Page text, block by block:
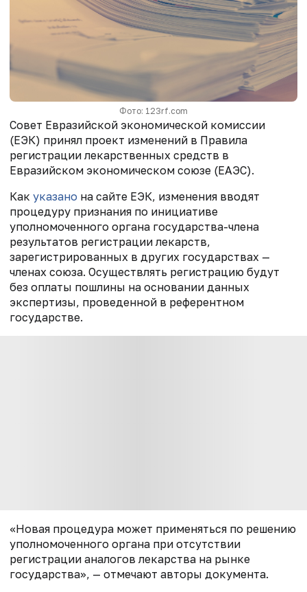
Фото: 123rf.com
Совет Евразийской экономической комиссии
(ЕЭК) принял проект изменений в Правила
регистрации лекарственных средств в
Евразийском экономическом союзе (ЕАЭС).
Как указано на сайте ЕЭК, изменения вводят
процедуру признания по инициативе
уполномоченного органа государства-члена
результатов регистрации лекарств,
зарегистрированных в других государствах —
членах союза. Осуществлять регистрацию будут
без оплаты пошлины на основании данных
экспертизы, проведенной в референтном
государстве.
«Новая процедура может применяться по решению
уполномоченного органа при отсутствии
регистрации аналогов лекарства на рынке
государства», — отмечают авторы документа.